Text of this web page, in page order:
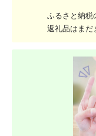
ふるさと納税
返礼品はまだ